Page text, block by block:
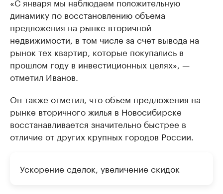
динамику по восстановлению объема
предложения на рынке вторичной
недвижимости, в том числе за счет вывода на
рынок тех квартир, которые покупались в
прошлом году в инвестиционных целях», —
отметил Иванов.
Он также отметил, что объем предложения на
рынке вторичного жилья в Новосибирске
восстанавливается значительно быстрее в
отличие от других крупных городов России.
Ускорение сделок, увеличение скидок